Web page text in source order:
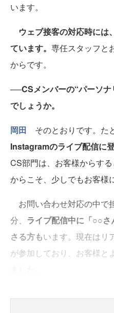
います。
ウェブ接客の対応時には
ています。 専任スタッフと
からです。
──CSメンバーの“パーソナ
でしょうか。
岡田 そのとおりです。た
Instagramのライブ配信に
CS部門は、お客様からす
からこそ、少しでもお客様
お問い合わせ対応の中で
分、 ライブ配信中に「○○
さる方もいます。現在はリ
が参加しており、お客様と